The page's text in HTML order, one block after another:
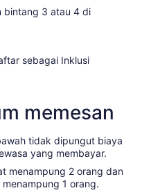
bintang 3 atau 4 di
sebagai Inklusi
memesan
tidak dipungut biaya
yang membayar.
menampung 2 orang dan
1 orang.